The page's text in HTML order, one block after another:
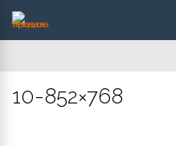
10-852×768